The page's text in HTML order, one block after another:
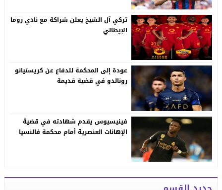
تركي آل الشيخ يعلن شراكة مع نادي روما
الإيطالي
عودة إلى المحكمة للدفاع عن كريستيانو
رونالدو في قضية قديمة
فينيسيوس يقدم شهادته في قضية
الإهانات العنصرية أمام محكمة فالنسيا